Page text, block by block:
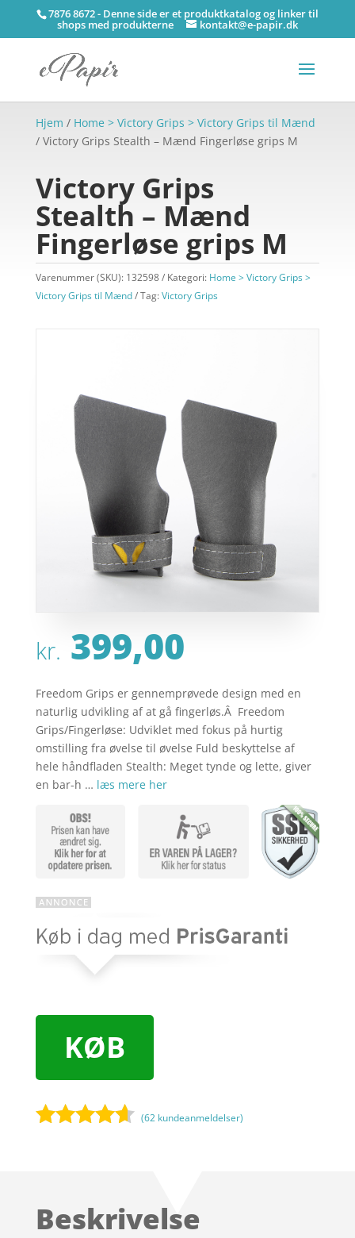
7876 8672 - Denne side er et produktkatalog og linker til
shops med produkterne kontakt@e-papir.dk
Hjem / Home > Victory Grips > Victory Grips til Mænd
/ Victory Grips Stealth – Mænd Fingerløse grips M
Victory Grips
Stealth – Mænd
Fingerløse grips M
Varenummer (SKU): 132598 Kategori: Home > Victory Grips >
Victory Grips til Mænd
Tag:Victory Grips
kr. 399,00
Freedom Grips er gennemprøvede design med en
naturlig udvikling af at gå fingerløs.Â Freedom
Grips/Fingerløse: Udviklet med fokus på hurtig
omstilling fra øvelse til øvelse Fuld beskyttelse af
hele håndfladen Stealth: Meget tynde og lette, giver
en bar-h … læs mere her
KØB
på
(62 kundeanmeldelser)
Beskrivelse